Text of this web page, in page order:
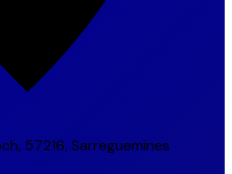
57216, Sarreguemines